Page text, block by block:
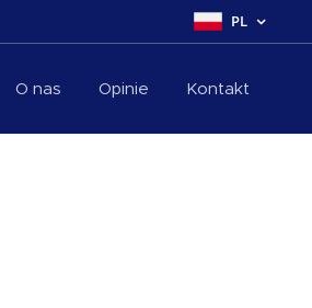
PL
O nas Opinie Kontakt